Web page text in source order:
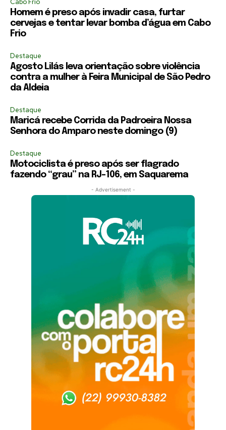
Cabo Frio
Homem é preso após invadir casa, furtar
cervejas e tentar levar bomba d’água em Cabo
Frio
Destaque
Agosto Lilás leva orientação sobre violência
contra a mulher à Feira Municipal de São Pedro
da Aldeia
Destaque
Maricá recebe Corrida da Padroeira Nossa
Senhora do Amparo neste domingo (9)
Destaque
Motociclista é preso após ser flagrado
fazendo “grau” na RJ-106, em Saquarema
- Advertisement -